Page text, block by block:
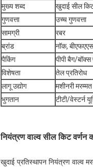
मुख्य शब्द
खुदाई सील
गुणवत्ता
उच्च गुणवत्ता
सामग्री
रबर
ब्रांड
नॉक,
पैकिंग
पीपी बैग/
विशेषता
तेल प्रतिरोध
लागू उद्योग
मशीनरी मरम्मत
भुगतान
टीटी/वेस्टर्न
नियंत्रण वाल्व सील किट वर्णन
खुदाई प्रतिस्थापन नियंत्रण वाल्व